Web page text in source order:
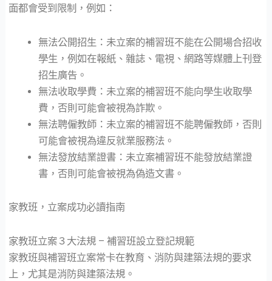
面都會受到限制，例如：
無法公開招生：未立案的補習班不能在公開場合招收
學生，例如在報紙、雜誌、電視、網路等媒體上刊登
招生廣告。
無法收取學費：未立案的補習班不能向學生收取學
費，否則可能會被視為詐欺。
無法聘僱教師：未立案的補習班不能聘僱教師，否則
可能會被視為違反就業服務法。
無法發放結業證書：未立案補習班不能發放結業證
書，否則可能會被視為偽造文書。
家教班，立案成功必讀指南
家教班立案３大法規 – 補習班設立登記規範
家教班與補習班立案常卡在教育、消防與建築法規的要求
上，尤其是消防與建築法規。